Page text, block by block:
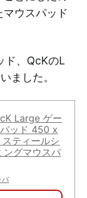
ウスパッド
ド、QcKのL
ました。
Large ゲー
ッド 450 x
ティールシ
ングマウスパ
バ